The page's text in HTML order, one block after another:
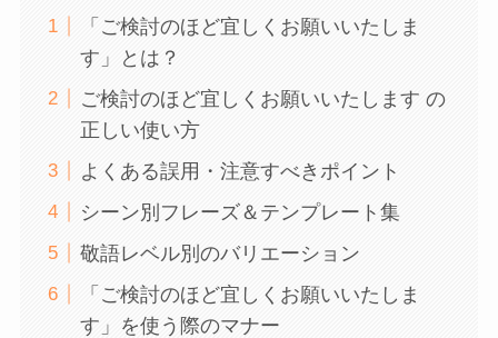
「ご検討のほど宜しくお願いいたしま
す」とは？
ご検討のほど宜しくお願いいたします の
正しい使い方
よくある誤用・注意すべきポイント
シーン別フレーズ＆テンプレート集
敬語レベル別のバリエーション
「ご検討のほど宜しくお願いいたしま
す」を使う際のマナー